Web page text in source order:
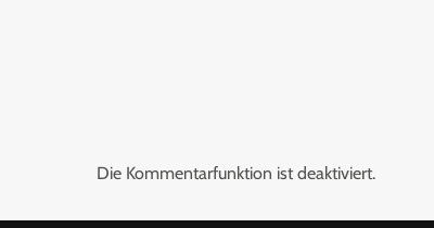
Die Kommentarfunktion ist deaktiviert.